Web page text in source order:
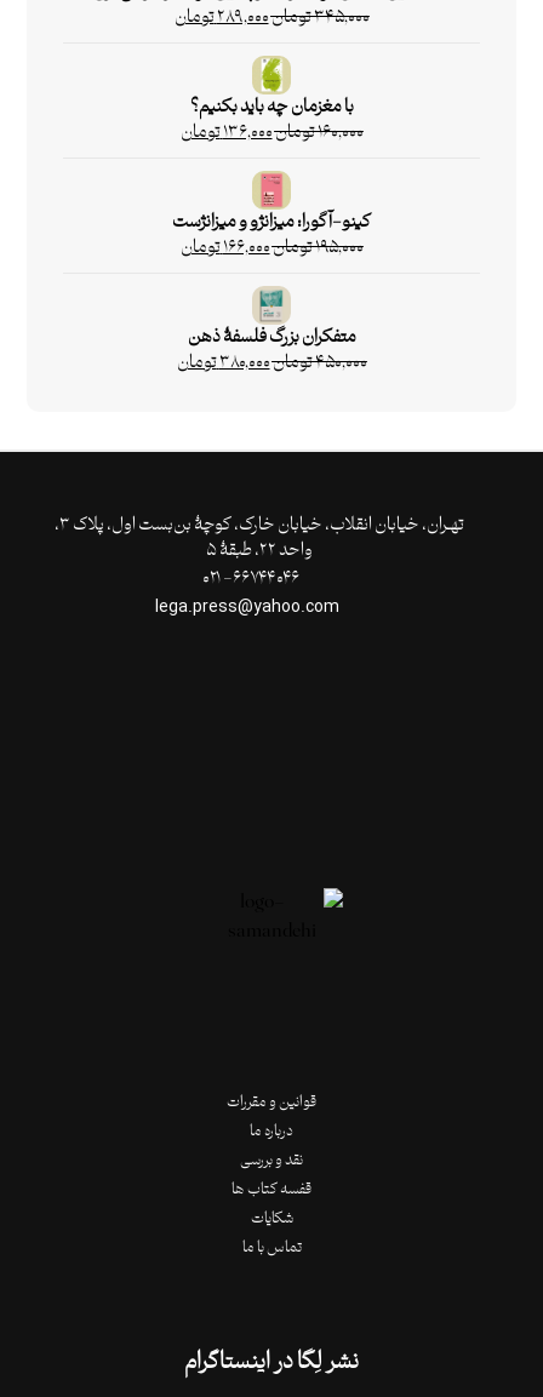
۳۴۵,۰۰۰تومان۲۸۹,۰۰۰تومان
با مغزمان چه باید بکنیم؟
۱۶۰,۰۰۰تومان۱۳۶,۰۰۰تومان
کینو-آگورا: میزانژو و میزانژست
۱۹۵,۰۰۰تومان۱۶۶,۰۰۰تومان
متفکران بزرگ فلسفۀ ذهن
۴۵۰,۰۰۰تومان۳۸۰,۰۰۰تومان
تهـران،‌ خیابان انقلاب، خیابان خارک، کوچۀ بن‌بست اول، پلاک ۳،
واحد ۲۲، طبقۀ ۵
قوانین و مقررات
درباره ما
نقد و بررسی
قفسه کتاب ها
شکایات
تماس با ما
نشر لِگا در اینستاگرام